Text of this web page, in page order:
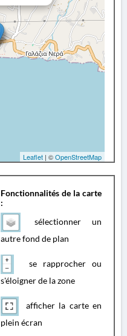
Leaflet | ©OpenStreetMap
Fonctionnalités de la carte
:
sélectionner un
autre fond de plan
se rapprocher ou
s'éloigner de la zone
afficher la carte en
plein écran